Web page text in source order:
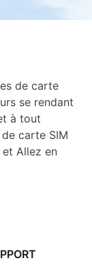
de carte
se rendant
à tout
carte SIM
Allez en